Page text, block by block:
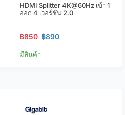
HDMI Splitter 4K@60Hz เข้า 1
ออก 4 เวอร์ชั่น 2.0
฿850 ฿890
มีสินค้า